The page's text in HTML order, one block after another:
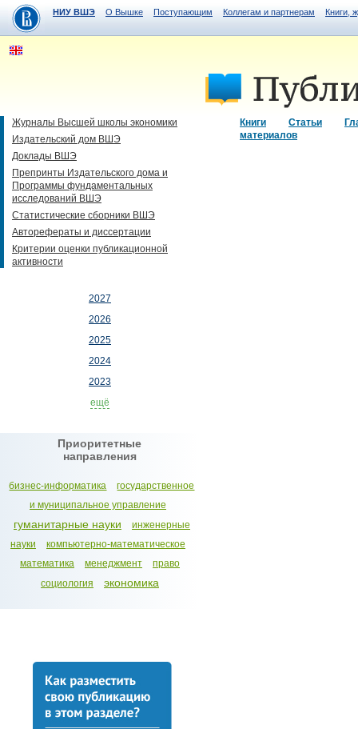
НИУ ВШЭ О Вышке Поступающим Коллегам и партнерам Книги,
Книги Статьи
материалов
Журналы Высшей школы экономики
Издательский дом ВШЭ
Доклады ВШЭ
Препринты Издательского дома и
Программы фундаментальных
исследований ВШЭ
Статистические сборники ВШЭ
Авторефераты и диссертации
Критерии оценки публикационной
активности
2027
2026
2025
2024
2023
ещё
Приоритетные
направления
бизнес-информатика
государственное
и муниципальное управление
гуманитарные науки
инженерные
науки
компьютерно-математическое
математика
менеджмент
право
социология
экономика